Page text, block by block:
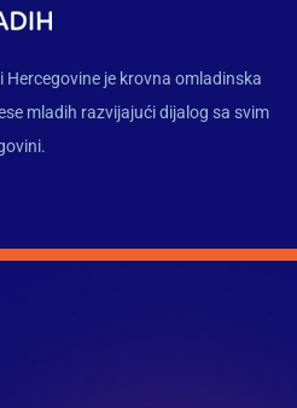
Hercegovine je krovna omladinska
mladih razvijajući dijalog sa svim